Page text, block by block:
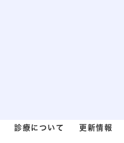
診療について 更新情報